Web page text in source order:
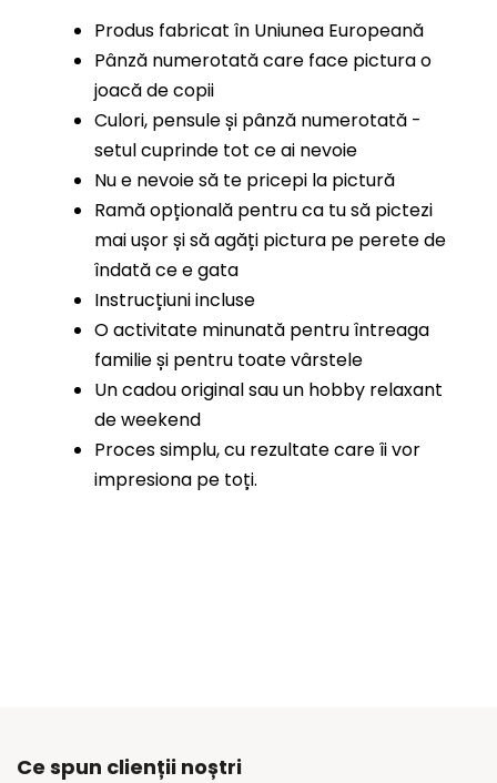
Produs fabricat în Uniunea Europeană
Pânză numerotată care face pictura o
joacă de copii
Culori, pensule și pânză numerotată -
setul cuprinde tot ce ai nevoie
Nu e nevoie să te pricepi la pictură
Ramă opțională pentru ca tu să pictezi
mai ușor și să agăți pictura pe perete de
îndată ce e gata
Instrucțiuni incluse
O activitate minunată pentru întreaga
familie și pentru toate vârstele
Un cadou original sau un hobby relaxant
de weekend
Proces simplu, cu rezultate care îi vor
impresiona pe toți.
Ce spun clienții noștri